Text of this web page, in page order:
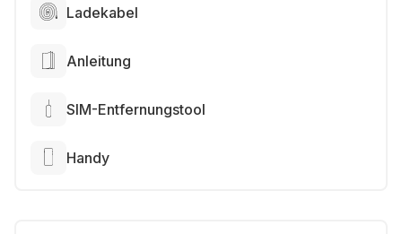
Ladekabel
Anleitung
SIM-Entfernungstool
Handy